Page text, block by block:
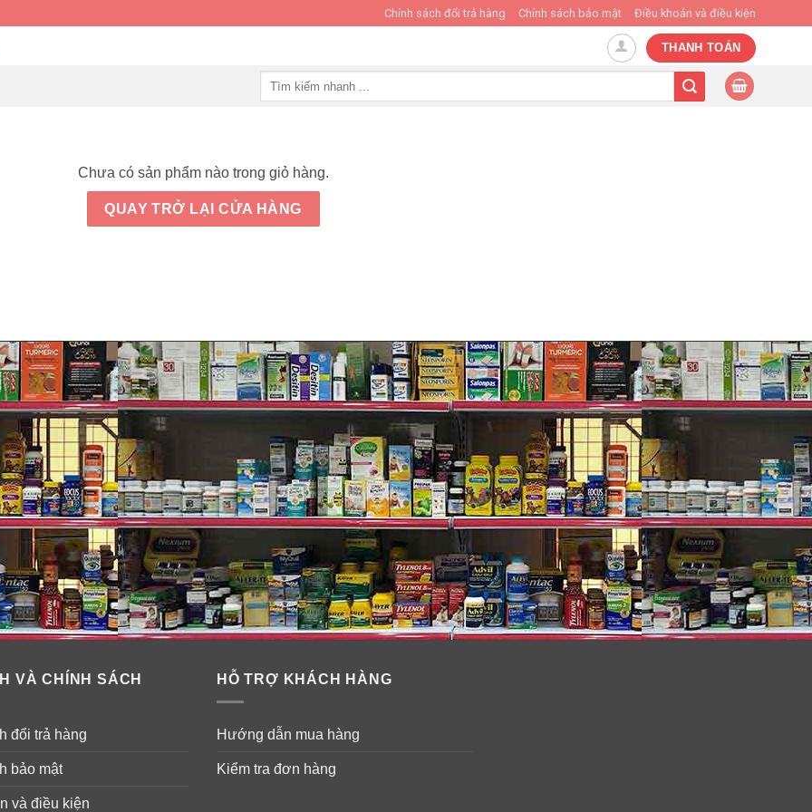
Chính sách đổi trả hàng Chính sách bảo mật Điều khoản và điều kiện
THANH TOÁN
Chưa có sản phẩm nào trong giỏ hàng.
QUAY TRỞ LẠI CỬA HÀNG
VÀ CHÍNH SÁCH
đổi trả hàng
bảo mật
và điều kiện
HỖ TRỢ KHÁCH HÀNG
Hướng dẫn mua hàng
Kiểm tra đơn hàng